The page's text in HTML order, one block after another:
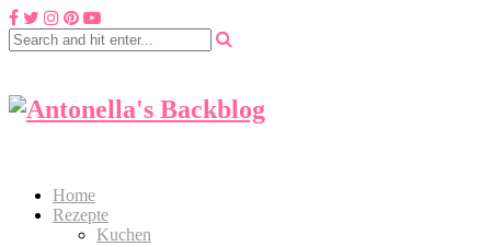
Home
Rezepte
Kuchen